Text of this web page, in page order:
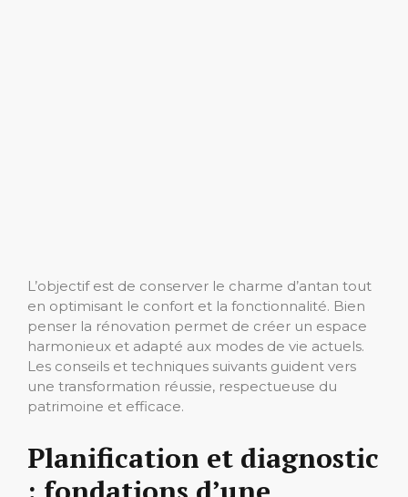
L’objectif est de conserver le charme d’antan tout
en optimisant le confort et la fonctionnalité. Bien
penser la rénovation permet de créer un espace
harmonieux et adapté aux modes de vie actuels.
Les conseils et techniques suivants guident vers
une transformation réussie, respectueuse du
patrimoine et efficace.
Planification et diagnostic